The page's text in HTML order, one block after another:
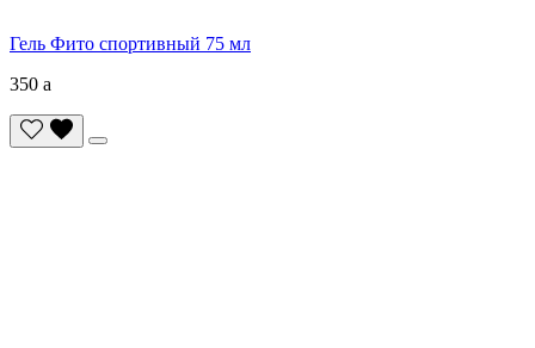
Гель Фито спортивный 75 мл
350 a